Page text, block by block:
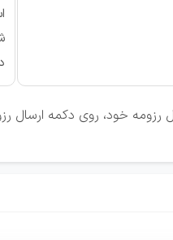
خود، روی دکمه ارسال